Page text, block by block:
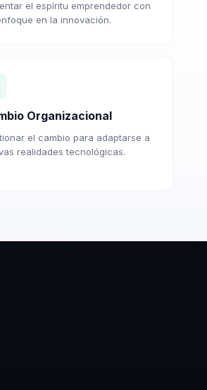
el espíritu emprendedor con
en la innovación.
Organizacional
el cambio para adaptarse a
realidades tecnológicas.